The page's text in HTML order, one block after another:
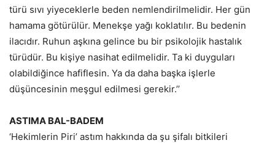
türü sıvı yiyeceklerle beden nemlendirilmelidir. Her gün
hamama götürülür. Menekşe yağı koklatılır. Bu bedenin
ilacıdır. Ruhun aşkına gelince bu bir psikolojik hastalık
türüdür. Bu kişiye nasihat edilmelidir. Ta ki duyguları
olabildiğince hafiflesin. Ya da daha başka işlerle
düşüncesinin meşgul edilmesi gerekir.’’
ASTIMA BAL-BADEM
‘Hekimlerin Piri’ astım hakkında da şu şifalı bitkileri